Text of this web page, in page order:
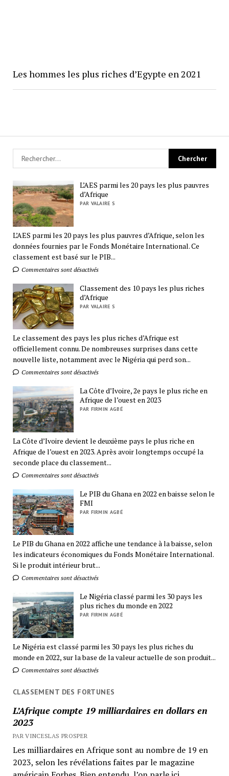
Les hommes les plus riches d’Egypte en 2021
L’AES parmi les 20 pays les plus pauvres
d’Afrique
PAR VALAIRE S
L’AES parmi les 20 pays les plus pauvres d’Afrique, selon les
données fournies par le Fonds Monétaire International. Ce
classement est basé sur le PIB...
Commentaires sont désactivés
Classement des 10 pays les plus riches
d’Afrique
PAR VALAIRE S
Le classement des pays les plus riches d’Afrique est
officiellement connu. De nombreuses surprises dans cette
nouvelle liste, notamment avec le Nigéria qui perd son...
Commentaires sont désactivés
La Côte d’Ivoire, 2e pays le plus riche en
Afrique de l’ouest en 2023
PAR FIRMIN AGBÉ
La Côte d’Ivoire devient le deuxième pays le plus riche en
Afrique de l’ouest en 2023. Après avoir longtemps occupé la
seconde place du classement...
Commentaires sont désactivés
Le PIB du Ghana en 2022 en baisse selon le
FMI
PAR FIRMIN AGBÉ
Le PIB du Ghana en 2022 affiche une tendance à la baisse, selon
les indicateurs économiques du Fonds Monétaire International.
Si le produit intérieur brut...
Commentaires sont désactivés
Le Nigéria classé parmi les 30 pays les
plus riches du monde en 2022
PAR FIRMIN AGBÉ
Le Nigéria est classé parmi les 30 pays les plus riches du
monde en 2022, sur la base de la valeur actuelle de son produit...
Commentaires sont désactivés
CLASSEMENT DES FORTUNES
L’Afrique compte 19 milliardaires en dollars en
2023
PAR VINCESLAS PROSPER
Les milliardaires en Afrique sont au nombre de 19 en
2023, selon les révélations faites par le magazine